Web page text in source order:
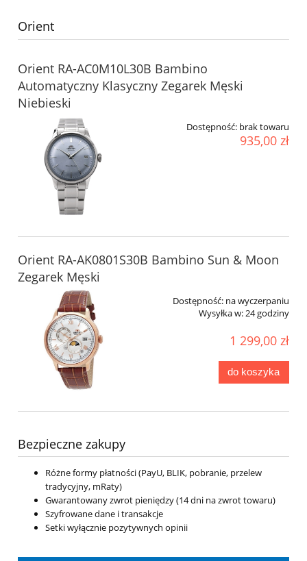
Orient
Orient RA-AC0M10L30B Bambino
Automatyczny Klasyczny Zegarek Męski
Niebieski
Dostępność: brak towaru
935,00 zł
Orient RA-AK0801S30B Bambino Sun & Moon
Zegarek Męski
Dostępność: na wyczerpaniu
Wysyłka w:24 godziny
1 299,00 zł
do koszyka
Bezpieczne zakupy
Różne formy płatności (PayU, BLIK, pobranie, przelew
tradycyjny, mRaty)
Gwarantowany zwrot pieniędzy (14 dni na zwrot towaru)
Szyfrowane dane i transakcje
Setki wyłącznie pozytywnych opinii